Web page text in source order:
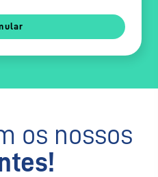
os nossos